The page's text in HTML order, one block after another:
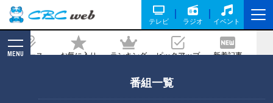
テレビ ラジオ イベント
ニュース お気に入り ランキング ピックアップ 新着記事
MENU
番組一覧